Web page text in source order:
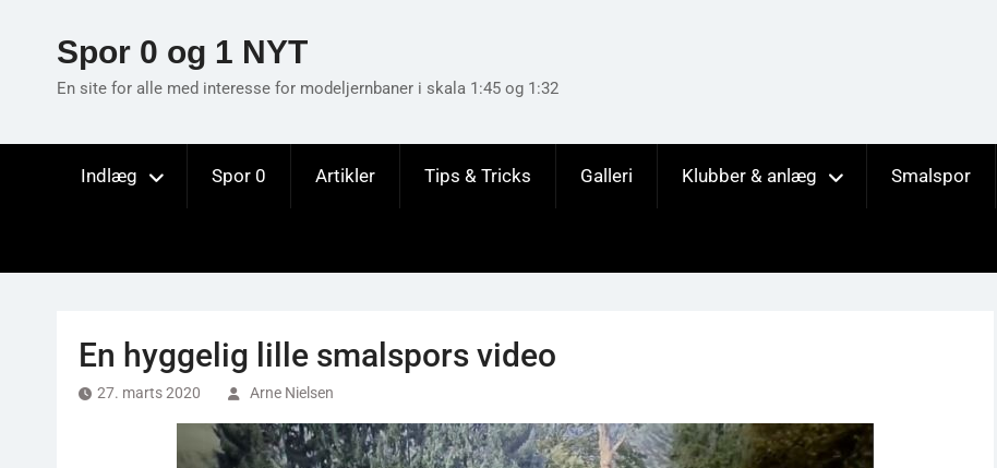
Spor 0 og 1 NYT
En site for alle med interesse for modeljernbaner i skala 1:45 og 1:32
Indlæg Spor 0 Artikler Tips & Tricks Galleri Klubber & anlæg Smalspor
En hyggelig lille smalspors video
27. marts 2020 Arne Nielsen